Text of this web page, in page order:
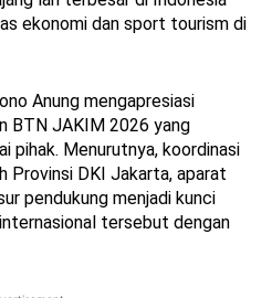
ekonomi dan sport tourism di
Anung mengapresiasi
BTN JAKIM 2026 yang
pihak. Menurutnya, koordinasi
Provinsi DKI Jakarta, aparat
pendukung menjadi kunci
tersebut dengan